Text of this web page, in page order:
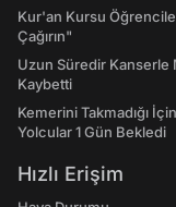
Kur'an Kursu
Çağırın"
Uzun Süredir Kanserle
Kaybetti
Kemerini Takmadığı
Yolcular 1 Gün Bekledi
Hızlı Erişim